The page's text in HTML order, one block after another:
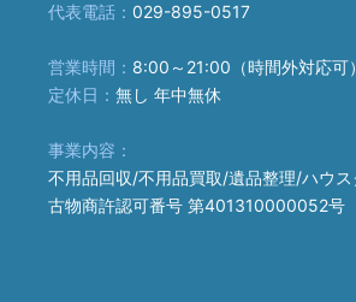
代表電話： 029-895-0517
営業時間： 8:00～21:00（時間外対応可）
定休日： 無し 年中無休
事業内容：
不用品回収/不用品買取/遺品整理/ハウ
古物商許認可番号 第401310000052号